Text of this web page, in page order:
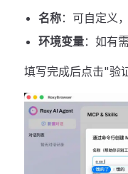
名称：可自定义
环境变量：如有
填写完成后点击"验